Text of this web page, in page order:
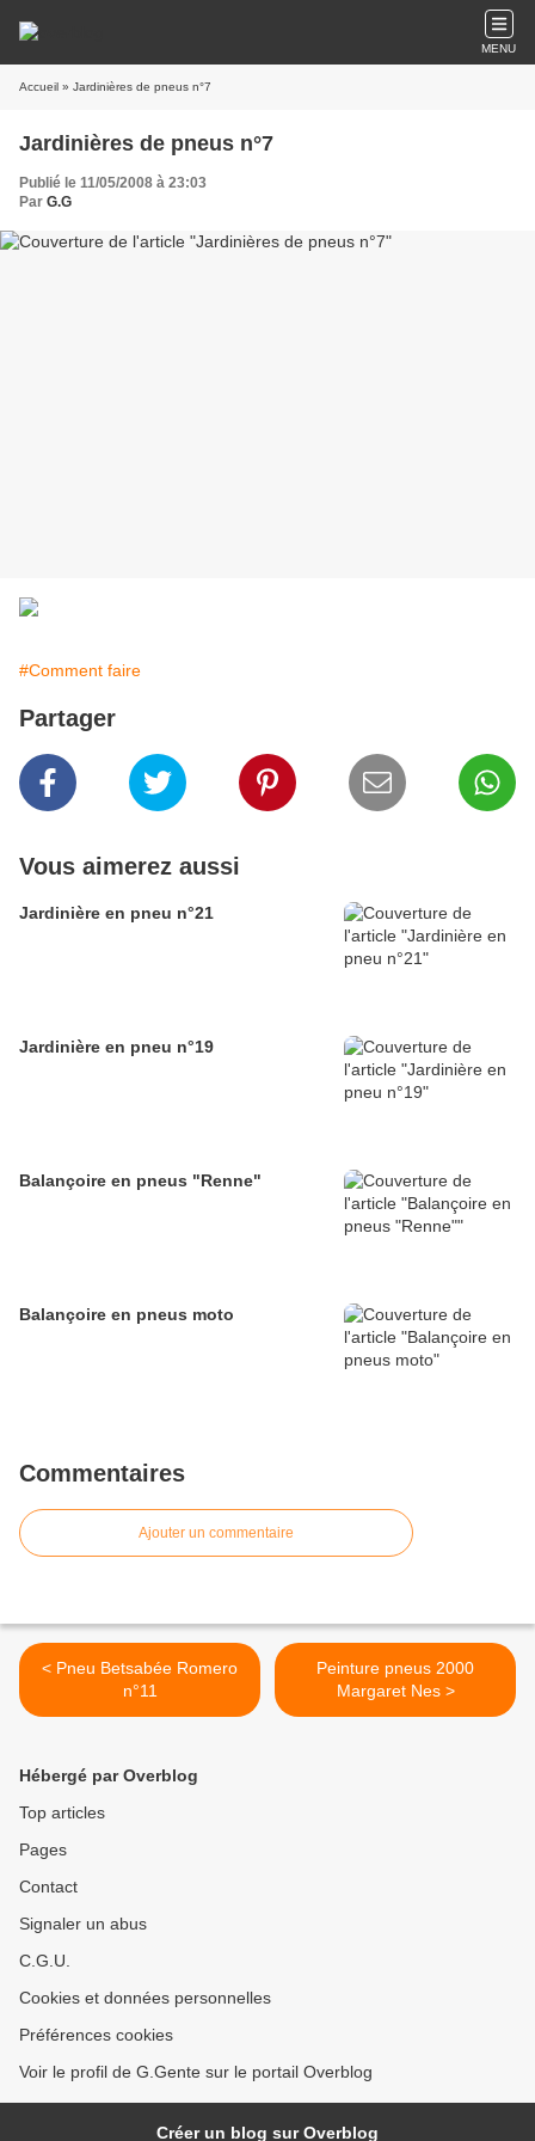
MENU
Accueil » Jardinières de pneus n°7
Jardinières de pneus n°7
Publié le 11/05/2008 à 23:03
Par G.G
#Comment faire
Partager
Vous aimerez aussi
Jardinière en pneu n°21
Jardinière en pneu n°19
Balançoire en pneus "Renne"
Balançoire en pneus moto
Commentaires
Ajouter un commentaire
< Pneu Betsabée Romero
n°11
Peinture pneus 2000
Margaret Nes >
Hébergé par Overblog
Top articles
Pages
Contact
Signaler un abus
C.G.U.
Cookies et données personnelles
Préférences cookies
Voir le profil de G.Gente sur le portail Overblog
Créer un blog sur Overblog